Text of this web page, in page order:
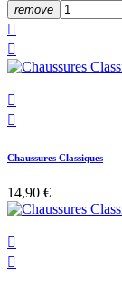
remove




Chaussures Classiques
14,90 €

